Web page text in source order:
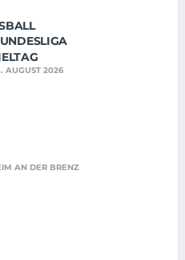
AUGUST 2026
AN DER BRENZ